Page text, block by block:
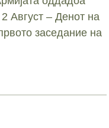
Август – Денот на
заседание на